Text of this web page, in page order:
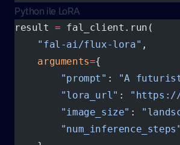
Python ile LoRA
result = fal_client.run(
    "fal-ai/flux-lora"
,
    arguments
={
        "prompt"
:
"A
        "lora_url"
:
"https://
        "image_size"
:
        "num_inference_steps"